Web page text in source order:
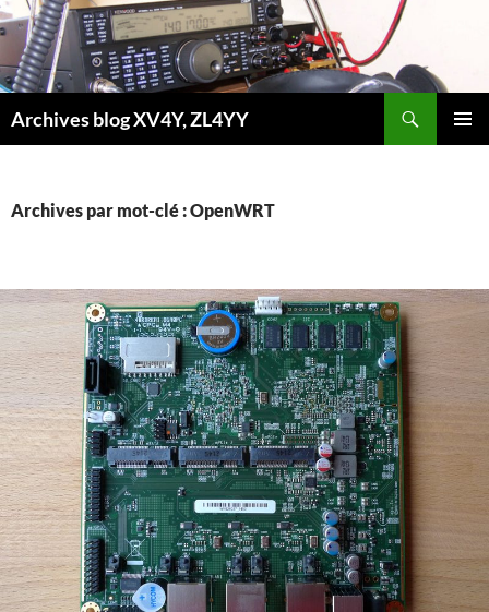
Aller
au
contenu
Archives blog XV4Y, ZL4YY
Archives par mot-clé : OpenWRT